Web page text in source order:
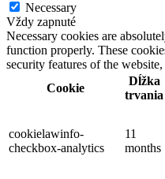
Necessary
Vždy zapnuté
Necessary cookies are
function properly. These
security features of the
Cookie
Dĺžka
trvania
cookielawinfo-
checkbox-analytics
11
months